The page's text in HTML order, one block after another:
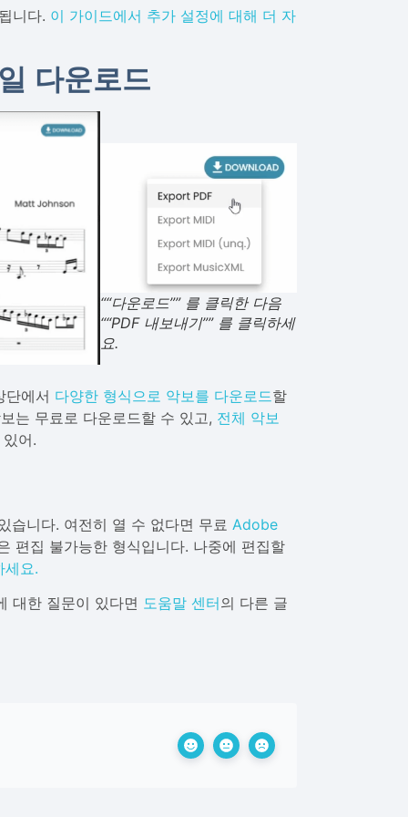
니다. 이 가이드에서 추가 설정에 대해 더 자
다운로드
““다운로드”” 를 클릭한 다음
““PDF 내보내기”” 를 클릭하세
요.
단에서 다양한 형식으로 악보를 다운로드할
는 무료로 다운로드할 수 있고, 전체 악보
어.
습니다. 여전히 열 수 없다면 무료 Adobe
편집 불가능한 형식입니다. 나중에 편집할
세요.
대한 질문이 있다면 도움말 센터의 다른 글